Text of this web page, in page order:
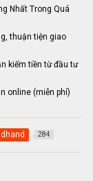
Nhất Trong Quá
thuận tiện giao
kiếm tiền từ đầu tư
online (miễn phí)
284